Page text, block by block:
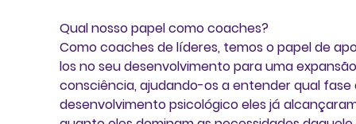
Qual nosso papel como coaches?
Como coaches de líderes, temos o papel de
los no seu desenvolvimento para uma
consciência, ajudando-os a entender qual
desenvolvimento psicológico eles já